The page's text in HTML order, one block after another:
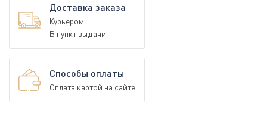
Доставка заказа
Курьером
В пункт выдачи
Способы оплаты
Оплата картой на сайте